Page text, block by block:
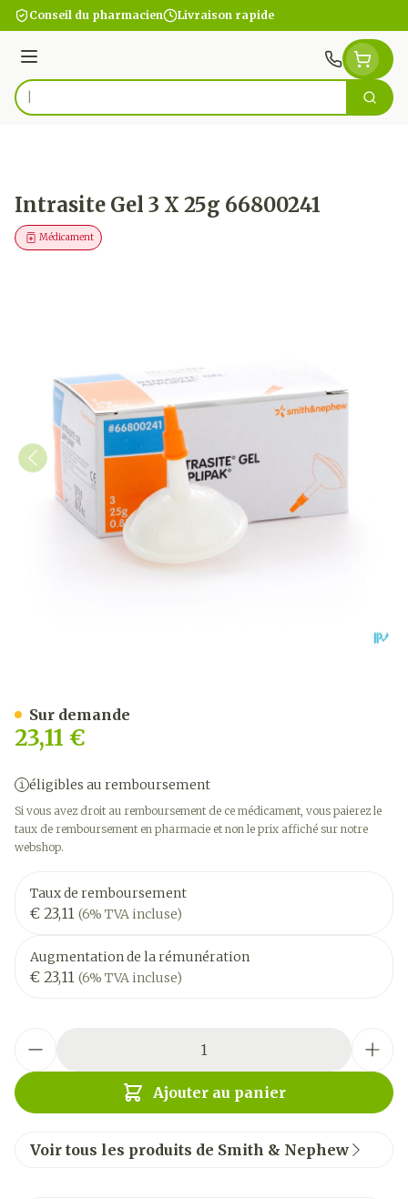
Aller au contenu
Conseil du pharmacien Livraison rapide
Menu
Rechercher
Intrasite Gel 3 X 25g 66800241
Médicament
23,11 €
éligibles au remboursement
Si vous avez droit au remboursement de ce médicament, vous paierez le
taux de remboursement en pharmacie et non le prix affiché sur notre
webshop.
Taux de remboursement
€ 23,11 (6% TVA incluse)
Augmentation de la rémunération
€ 23,11 (6% TVA incluse)
Ajouter au panier
Sur demande
Voir tous les produits de Smith & Nephew